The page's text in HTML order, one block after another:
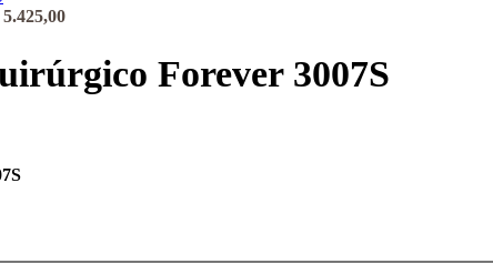
5.425,00
Forever 3007S